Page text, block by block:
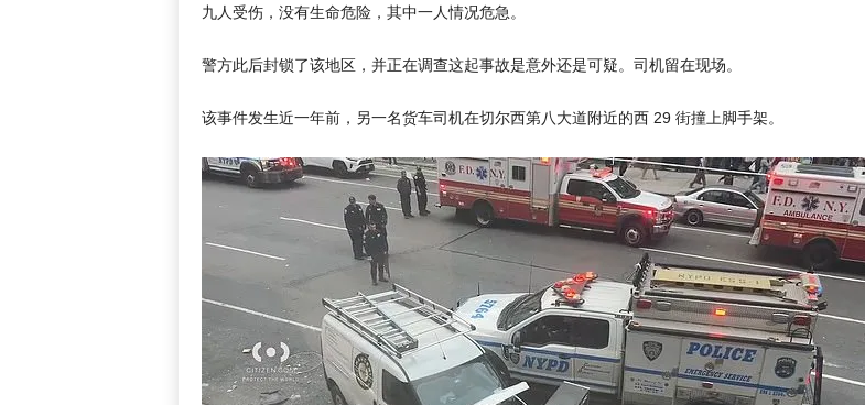
九人受伤，没有生命危险，其中一人情况危急。
警方此后封锁了该地区，并正在调查这起事故是意外还是可疑。司机留在现场。
该事件发生近一年前，另一名货车司机在切尔西第八大道附近的西 29 街撞上脚手架。